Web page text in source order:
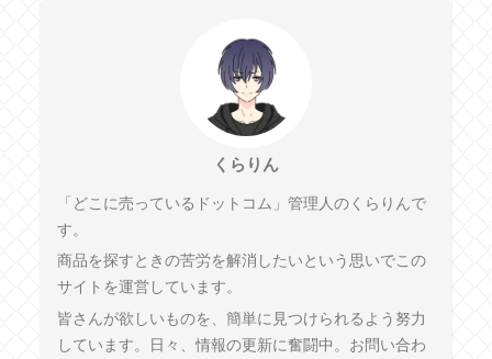
くらりん
「どこに売っているドットコム」管理人のくらりんで
す。
商品を探すときの苦労を解消したいという思いでこの
サイトを運営しています。
皆さんが欲しいものを、簡単に見つけられるよう努力
しています。日々、情報の更新に奮闘中。お問い合わ